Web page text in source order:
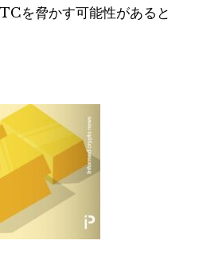
を脅かす可能性があると